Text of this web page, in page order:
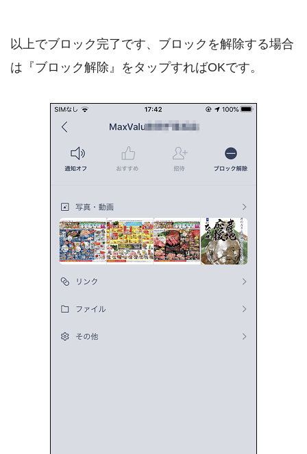
以上でブロック完了です、ブロックを解除する場合
は『ブロック解除』をタップすればOKです。